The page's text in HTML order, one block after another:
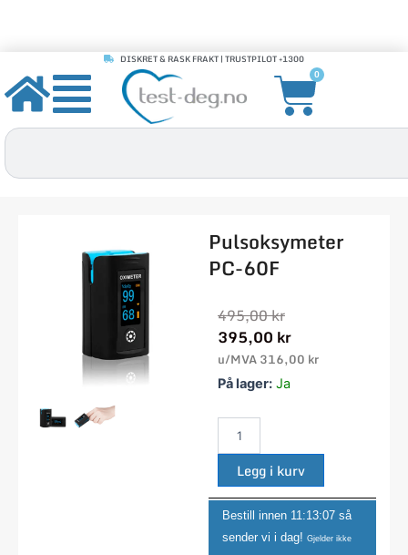
rett
innholdet
DISKRET & RASK FRAKT | TRUSTPILOT +1300
0
Søk
Pulsoksymeter
PC-60F
495,00kr
Opprinnelig
pris
var:
495,00 kr.
395,00 kr
Nåværende
pris
er:
395,00 kr.
u/MVA 316,00 kr
På lager: Ja
Pulsoksymeter
60F
antall
Legg i kurv
Bestill innen 11:13:07så
sender vi i dag! Gjelder ikke